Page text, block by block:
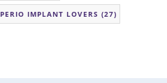
PERIO IMPLANT LOVERS (27)